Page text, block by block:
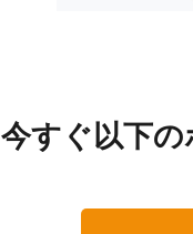
今すぐ以下の